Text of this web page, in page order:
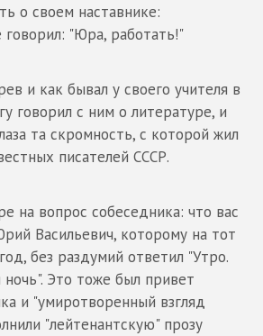
о своем наставнике:
говорил: "Юра, работать!"
и как бывал у своего учителя в
говорил с ним о литературе, и
та скромность, с которой жил
писателей СССР.
на вопрос собеседника: что вас
Васильевич, которому на тот
без раздумий ответил "Утро.
ночь". Это тоже был привет
и "умиротворенный взгляд
"лейтенантскую" прозу